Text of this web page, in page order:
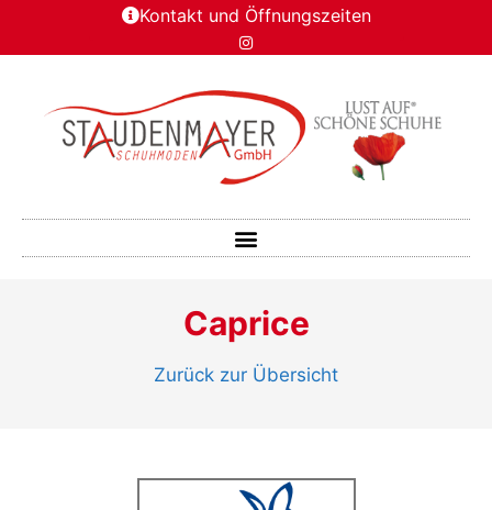
Kontakt und Öffnungszeiten
Caprice
Zurück zur Übersicht